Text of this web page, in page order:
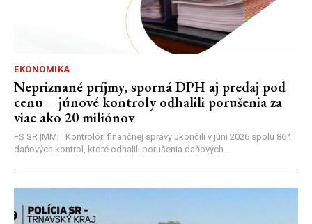
EKONOMIKA
Nepriznané príjmy, sporná DPH aj predaj pod
cenu – júnové kontroly odhalili porušenia za
viac ako 20 miliónov
FS SR |MM| Kontrolóri finančnej správy ukončili v júni 2026 spolu 864
daňových kontrol, ktoré odhalili porušenia daňových...